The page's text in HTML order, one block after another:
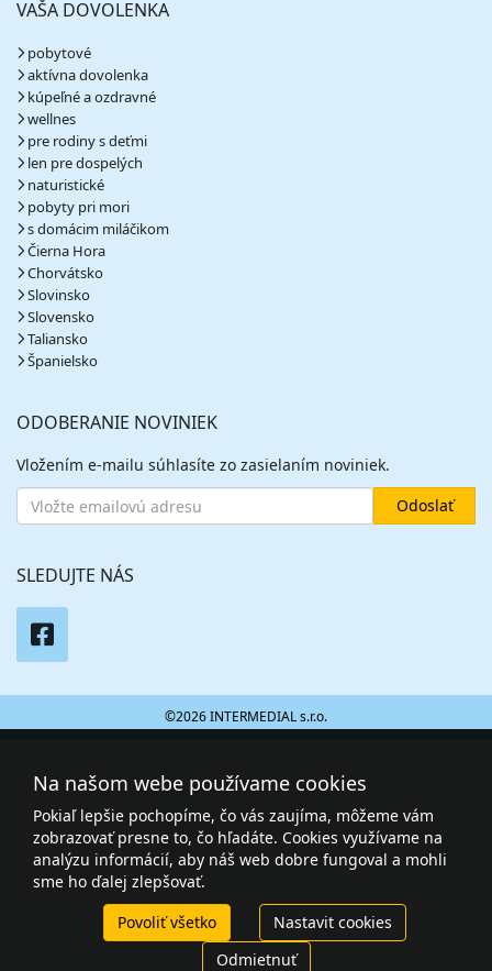
VAŠA DOVOLENKA
pobytové
aktívna dovolenka
kúpeľné a ozdravné
wellnes
pre rodiny s deťmi
len pre dospelých
naturistické
pobyty pri mori
s domácim miláčikom
Čierna Hora
Chorvátsko
Slovinsko
Slovensko
Taliansko
Španielsko
ODOBERANIE NOVINIEK
Vložením e-mailu súhlasíte zo zasielaním noviniek.
SLEDUJTE NÁS
©2026 INTERMEDIAL s.r.o.
Na našom webe používame cookies
Pokiaľ lepšie pochopíme, čo vás zaujíma, môžeme vám
zobrazovať presne to, čo hľadáte. Cookies využívame na
analýzu informácií, aby náš web dobre fungoval a mohli
sme ho ďalej zlepšovať.
Povoliť všetko
Nastavit cookies
Odmietnuť